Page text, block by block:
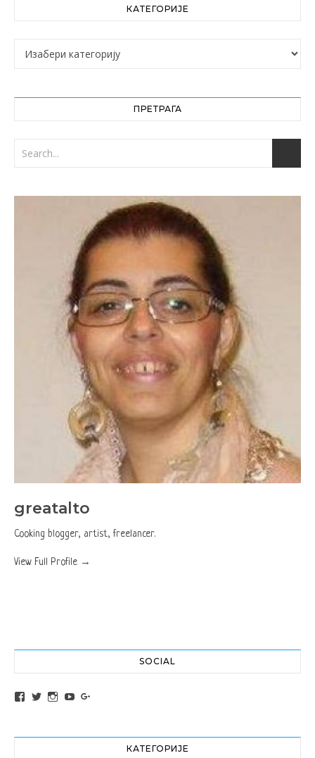
КАТЕГОРИЈЕ
Категорије
ПРЕТРАГА
greatalto
Cooking blogger, artist, freelancer.
View Full Profile →
SOCIAL
View altochef’s profile on Facebook
View jovancica73’s profile on Twitter
View jovancica73’s profile on Instagram
View jovancica73’s profile on YouTube
КАТЕГОРИЈЕ